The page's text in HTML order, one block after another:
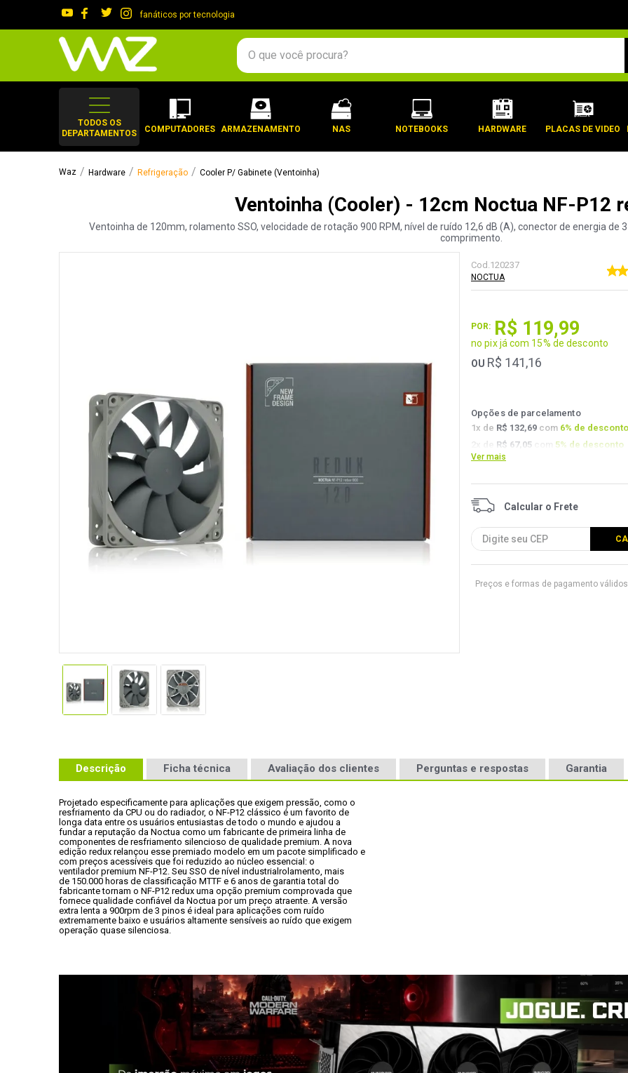
fanáticos por tecnologia
O que você procura?
TODOS OS
DEPARTAMENTOS
COMPUTADORES ARMAZENAMENTO NAS NOTEBOOKS HARDWARE PLACAS DE VIDEO
Hardware Refrigeração Cooler P/ Gabinete (Ventoinha)
Ventoinha (Cooler) - 12cm Noctua NF-P12
Ventoinha de 120mm, rolamento SSO, velocidade de rotação 900 RPM, nível de ruído 12,6 dB (A), conector de energia de
comprimento.
Cod.120237
NOCTUA
POR: R$ 119,99
no pix já com 15% de desconto
OU R$ 141,16
Opções de parcelamento
1x de R$ 132,69 com 6% de desconto
2
R$ 67,05 5% de desconto
Ver mais
Preços e formas de pagamento
Descrição Ficha técnica Avaliação dos clientes Perguntas e respostas Garantia
Projetado especificamente para aplicações que exigem pressão, como o
resfriamento da CPU ou do radiador, o NF-P12 clássico é um favorito de
longa data entre os usuários entusiastas de todo o mundo e ajudou a
fundar a reputação da Noctua como um fabricante de primeira linha de
componentes de resfriamento silencioso de qualidade premium. A nova
edição redux relançou esse premiado modelo em um pacote simplificado e
com preços acessíveis que foi reduzido ao núcleo essencial: o
ventilador premium NF-P12. Seu SSO de nível industrialrolamento, mais
de 150.000 horas de classificação MTTF e 6 anos de garantia total do
fabricante tornam o NF-P12 redux uma opção premium comprovada que
fornece qualidade confiável da Noctua por um preço atraente. A versão
extra lenta a 900rpm de 3 pinos é ideal para aplicações com ruído
extremamente baixo e usuários altamente sensíveis ao ruído que exigem
operação quase silenciosa.
gabinete
2º
keychron
5º
openbox
6º
mouse